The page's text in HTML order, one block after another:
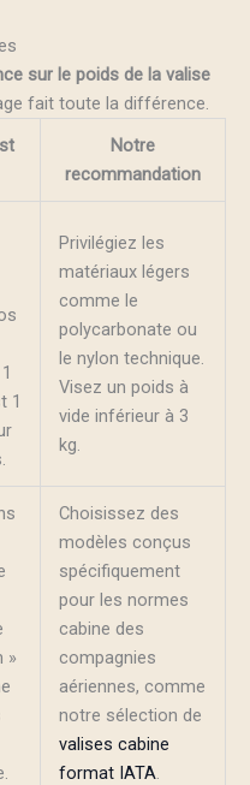
sur le poids de la valise
fait toute la différence.
Notre
recommandation
1
Privilégiez les
matériaux légers
comme le
polycarbonate ou
le nylon technique.
Visez un poids à
vide inférieur à 3
kg.
»
Choisissez des
modèles conçus
spécifiquement
pour les normes
cabine des
compagnies
aériennes, comme
notre sélection de
valises cabine
format IATA.